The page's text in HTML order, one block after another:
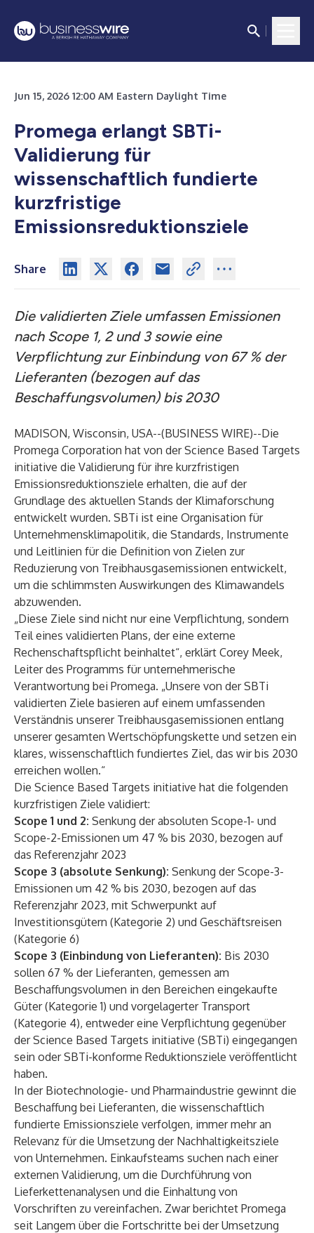
Jun 15, 2026 12:00 AM Eastern Daylight Time
Promega erlangt SBTi-
Validierung für
wissenschaftlich fundierte
kurzfristige
Emissionsreduktionsziele
Share
Die validierten Ziele umfassen Emissionen
nach Scope 1, 2 und 3 sowie eine
Verpflichtung zur Einbindung von 67 % der
Lieferanten (bezogen auf das
Beschaffungsvolumen) bis 2030
MADISON, Wisconsin, USA--(BUSINESS WIRE)--Die
Promega Corporation hat von der Science Based Targets
initiative die Validierung für ihre kurzfristigen
Emissionsreduktionsziele erhalten, die auf der
Grundlage des aktuellen Stands der Klimaforschung
entwickelt wurden. SBTi ist eine Organisation für
Unternehmensklimapolitik, die Standards, Instrumente
und Leitlinien für die Definition von Zielen zur
Reduzierung von Treibhausgasemissionen entwickelt,
um die schlimmsten Auswirkungen des Klimawandels
abzuwenden.
„Diese Ziele sind nicht nur eine Verpflichtung, sondern
Teil eines validierten Plans, der eine externe
Rechenschaftspflicht beinhaltet“, erklärt Corey Meek,
Leiter des Programms für unternehmerische
Verantwortung bei Promega. „Unsere von der SBTi
validierten Ziele basieren auf einem umfassenden
Verständnis unserer Treibhausgasemissionen entlang
unserer gesamten Wertschöpfungskette und setzen ein
klares, wissenschaftlich fundiertes Ziel, das wir bis 2030
erreichen wollen.“
Die Science Based Targets initiative hat die folgenden
kurzfristigen Ziele validiert:
Scope 1 und 2: Senkung der absoluten Scope-1- und
Scope-2-Emissionen um 47 % bis 2030, bezogen auf
das Referenzjahr 2023
Scope 3 (absolute Senkung): Senkung der Scope-3-
Emissionen um 42 % bis 2030, bezogen auf das
Referenzjahr 2023, mit Schwerpunkt auf
Investitionsgütern (Kategorie 2) und Geschäftsreisen
(Kategorie 6)
Scope 3 (Einbindung von Lieferanten): Bis 2030
sollen 67 % der Lieferanten, gemessen am
Beschaffungsvolumen in den Bereichen eingekaufte
Güter (Kategorie 1) und vorgelagerter Transport
(Kategorie 4), entweder eine Verpflichtung gegenüber
der Science Based Targets initiative (SBTi) eingegangen
sein oder SBTi-konforme Reduktionsziele veröffentlicht
haben.
In der Biotechnologie- und Pharmaindustrie gewinnt die
Beschaffung bei Lieferanten, die wissenschaftlich
fundierte Emissionsziele verfolgen, immer mehr an
Relevanz für die Umsetzung der Nachhaltigkeitsziele
von Unternehmen. Einkaufsteams suchen nach einer
externen Validierung, um die Durchführung von
Lieferkettenanalysen und die Einhaltung von
Vorschriften zu vereinfachen. Zwar berichtet Promega
seit Langem über die Fortschritte bei der Umsetzung